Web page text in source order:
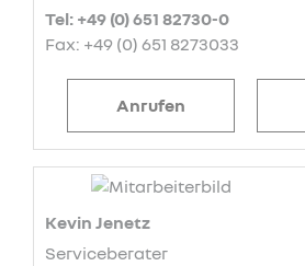
Tel: +49 (0) 651 82730-0
Fax: +49 (0) 651 8273033
Anrufen
Kevin Jenetz
Serviceberater